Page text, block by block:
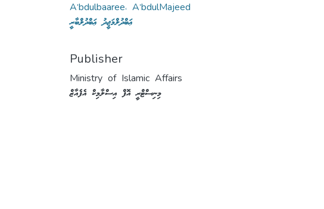
A'bdulbaaree، A'bdulMajeed
ޢަބްދުލްމަޖީދު ޢަބްދުލްބާރީ
Publisher
Ministry of Islamic Affairs
މިނިސްޓްރީ އޮފް އިސްލާމިކް އެފެއާޒް